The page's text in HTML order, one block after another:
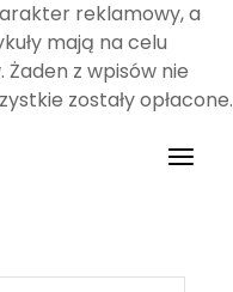
reklamowy, a
mają na celu
z wpisów nie
zostały opłacone.